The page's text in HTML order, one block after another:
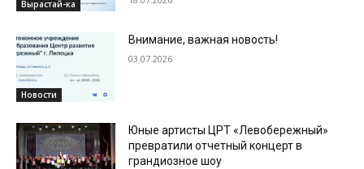
Вырастай-ка
Новости
Внимание, важная новость!
03.07.2026
Юные артисты ЦРТ «Левобережный»
превратили отчетный концерт в
грандиозное шоу